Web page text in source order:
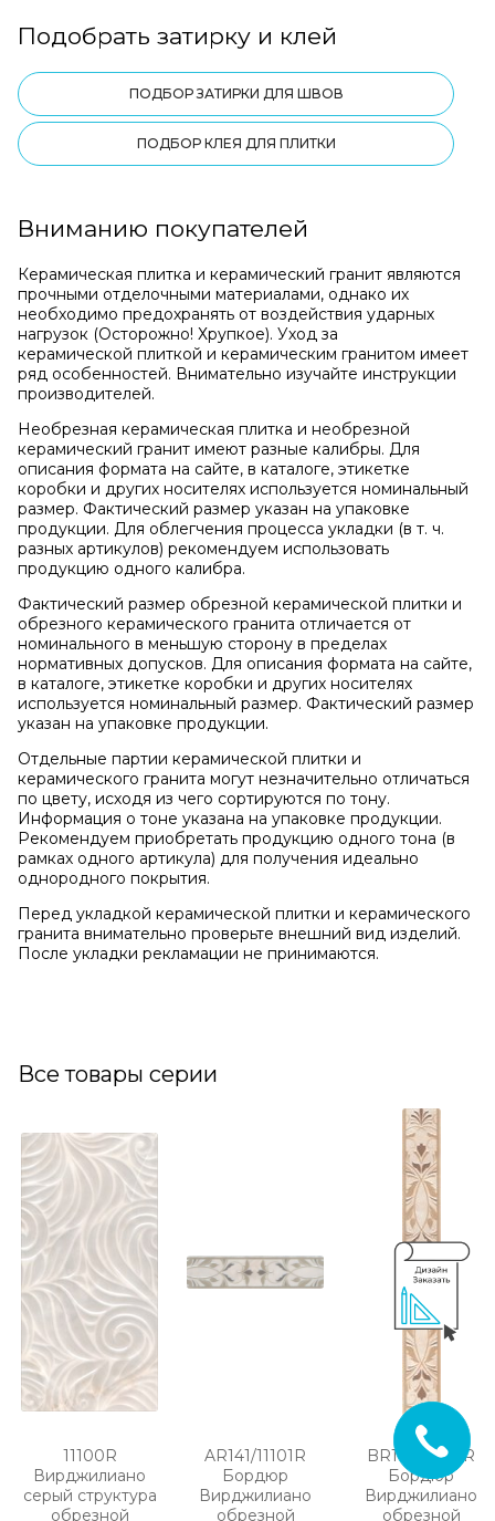
Подобрать затирку и клей
ПОДБОР ЗАТИРКИ ДЛЯ ШВОВ
ПОДБОР КЛЕЯ ДЛЯ ПЛИТКИ
Вниманию покупателей
Керамическая плитка и керамический гранит являются
прочными отделочными материалами, однако их
необходимо предохранять от воздействия ударных
нагрузок (Осторожно! Хрупкое). Уход за
керамической плиткой и керамическим гранитом имеет
ряд особенностей. Внимательно изучайте инструкции
производителей.
Необрезная керамическая плитка и необрезной
керамический гранит имеют разные калибры. Для
описания формата на сайте, в каталоге, этикетке
коробки и других носителях используется номинальный
размер. Фактический размер указан на упаковке
продукции. Для облегчения процесса укладки (в т. ч.
разных артикулов) рекомендуем использовать
продукцию одного калибра.
Фактический размер обрезной керамической плитки и
обрезного керамического гранита отличается от
номинального в меньшую сторону в пределах
нормативных допусков. Для описания формата на сайте,
в каталоге, этикетке коробки и других носителях
используется номинальный размер. Фактический размер
указан на упаковке продукции.
Отдельные партии керамической плитки и
керамического гранита могут незначительно отличаться
по цвету, исходя из чего сортируются по тону.
Информация о тоне указана на упаковке продукции.
Рекомендуем приобретать продукцию одного тона (в
рамках одного артикула) для получения идеально
однородного покрытия.
Перед укладкой керамической плитки и керамического
гранита внимательно проверьте внешний вид изделий.
После укладки рекламации не принимаются.
Все товары серии
11100R
Вирджилиано
серый структура
обрезной
AR141/11101R
Бордюр
Вирджилиано
обрезной
BR142/11104R
Бордюр
Вирджилиано
обрезной